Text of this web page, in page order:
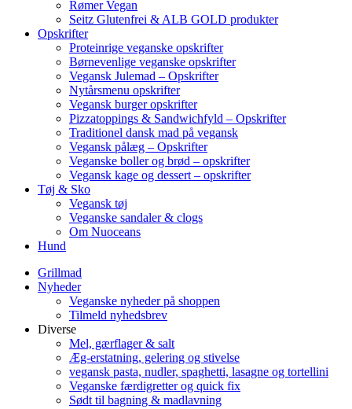
Rømer Vegan
Seitz Glutenfrei & ALB GOLD produkter
Opskrifter
Proteinrige veganske opskrifter
Børnevenlige veganske opskrifter
Vegansk Julemad – Opskrifter
Nytårsmenu opskrifter
Vegansk burger opskrifter
Pizzatoppings & Sandwichfyld – Opskrifter
Traditionel dansk mad på vegansk
Vegansk pålæg – Opskrifter
Veganske boller og brød – opskrifter
Vegansk kage og dessert – opskrifter
Tøj & Sko
Vegansk tøj
Veganske sandaler & clogs
Om Nuoceans
Hund
Grillmad
Nyheder
Veganske nyheder på shoppen
Tilmeld nyhedsbrev
Diverse
Mel, gærflager & salt
Æg-erstatning, gelering og stivelse
vegansk pasta, nudler, spaghetti, lasagne og tortellini
Veganske færdigretter og quick fix
Sødt til bagning & madlavning